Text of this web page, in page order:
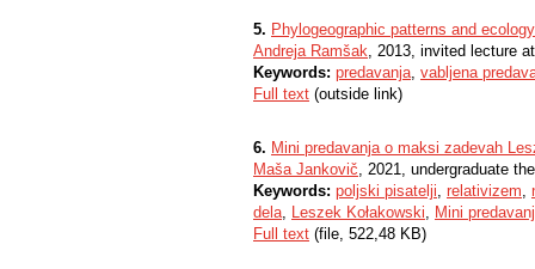
5. Phylogeographic patterns and
Andreja Ramšak, 2013, invited lecture
Keywords: predavanja, vabljena
Full text (outside link)
6. Mini predavanja o maksi zadevah
Maša Jankovič, 2021, undergraduate
Keywords: poljski pisatelji, relativizem,
dela, Leszek Kołakowski, Mini
Full text (file, 522,48 KB)